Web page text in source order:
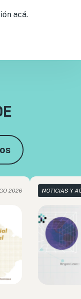
acá.
2026 NOTICIAS Y